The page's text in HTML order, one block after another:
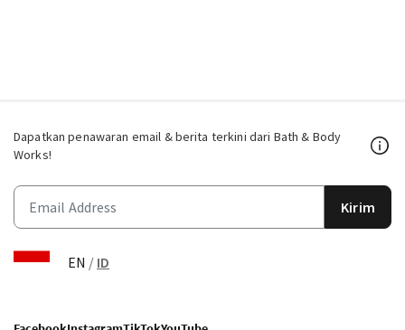
Dapatkan penawaran email & berita terkini dari Bath & Body
Works!
Kirim
EN / ID